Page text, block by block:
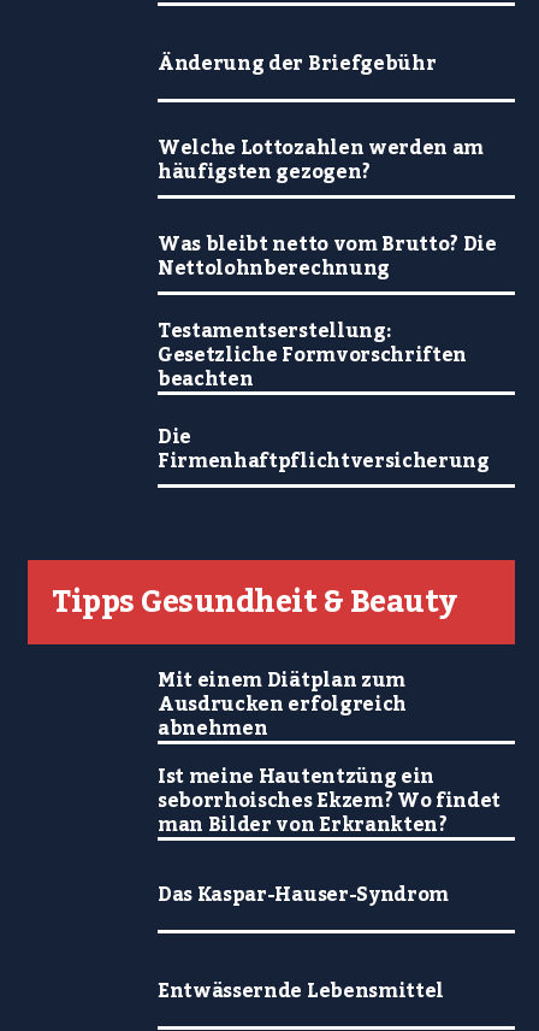
Änderung der Briefgebühr
Welche Lottozahlen werden am
häufigsten gezogen?
Was bleibt netto vom Brutto? Die
Nettolohnberechnung
Testamentserstellung:
Gesetzliche Formvorschriften
beachten
Die
Firmenhaftpflichtversicherung
Tipps Gesundheit & Beauty
Mit einem Diätplan zum
Ausdrucken erfolgreich
abnehmen
Ist meine Hautentzüng ein
seborrhoisches Ekzem? Wo findet
man Bilder von Erkrankten?
Das Kaspar-Hauser-Syndrom
Entwässernde Lebensmittel